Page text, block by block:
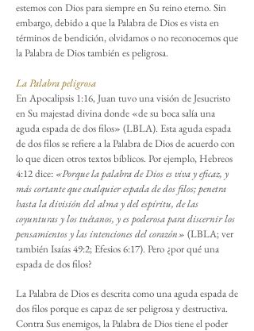
estemos con Dios para siempre en Su reino eterno. Sin
embargo, debido a que la Palabra de Dios es vista en
términos de bendición, olvidamos o no reconocemos que
la Palabra de Dios también es peligrosa.
La Palabra peligrosa
En Apocalipsis 1:16, Juan tuvo una visión de Jesucristo
en Su majestad divina donde «de su boca salía una
aguda espada de dos filos» (LBLA). Esta aguda espada
de dos filos se refiere a la Palabra de Dios de acuerdo con
lo que dicen otros textos bíblicos. Por ejemplo, Hebreos
4:12 dice: «Porque la palabra de Dios es viva y eficaz, y
más cortante que cualquier espada de dos filos; penetra
hasta la división del alma y del espíritu, de las
coyunturas y los tuétanos, y es poderosa para discernir los
pensamientos y las intenciones del corazón» (LBLA; ver
también Isaías 49:2; Efesios 6:17). Pero ¿por qué una
espada de dos filos?
La Palabra de Dios es descrita como una aguda espada de
dos filos porque es capaz de ser peligrosa y destructiva.
Contra Sus enemigos, la Palabra de Dios tiene el poder